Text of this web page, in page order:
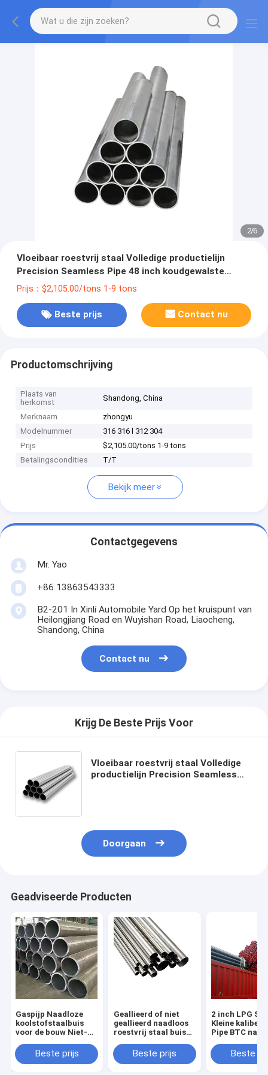
2/6
Vloeibaar roestvrij staal Volledige productielijn
Precision Seamless Pipe 48 inch koudgewalste
gelaste ERW-pijp voor 2500 mm buitendiameter
Prijs：$2,105.00/tons 1-9 tons
Beste prijs Contact nu
Productomschrijving
Plaats van
herkomst
Shandong, China
Merknaam
zhongyu
Modelnummer
316 316 l 312 304
Prijs
$2,105.00/tons 1-9 tons
Betalingscondities
T/T
Bekijk meer
Contactgegevens
Mr. Yao
+86 13863543333
B2-201 In Xinli Automobile Yard Op het kruispunt van
Heilongjiang Road en Wuyishan Road, Liaocheng,
Shandong, China
Contact nu
Krijg De Beste Prijs Voor
Vloeibaar roestvrij staal Volledige
productielijn Precision Seamless
Doorgaan
Geadviseerde Producten
Gaspijp Naadloze
koolstofstaalbuis
voor de bouw Niet-
ronde sectie vorm
Beste prijs
Geallieerd of niet
geallieerd naadloos
roestvrij staal buis
buis 100mm ASTM
A312 per ton Ronde
Beste prijs
2 inch LPG
Kleine kaliber
Pipe BTC
Speciale Pipe
naadloze
Beste